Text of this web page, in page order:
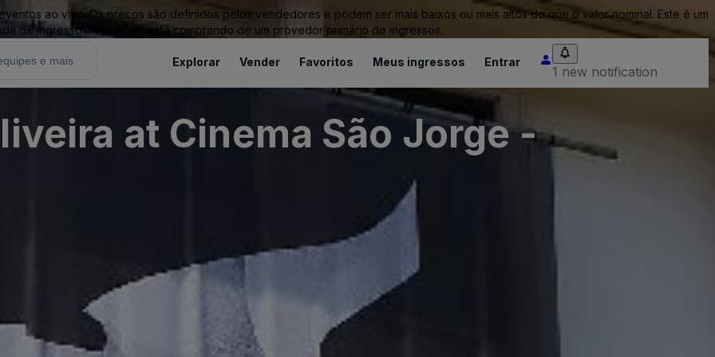
ao vivo. Os preços são definidos pelos vendedores e podem ser mais baixos ou mais altos do que o valor nominal. Este é um
de ingressos. Você não está comprando de um provedor primário de ingressos.
Explorar Vender Favoritos Meus ingressos Entrar
1 new notification
at Cinema São Jorge -